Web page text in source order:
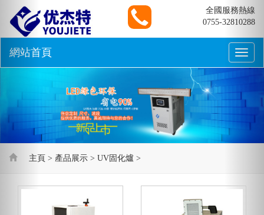
全國服務熱線
0755-32810288
Toggle
網站首頁
Previous
主頁 > 產品展示 > UV固化爐 >